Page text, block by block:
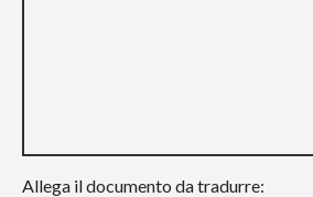
Allega il documento da tradurre: